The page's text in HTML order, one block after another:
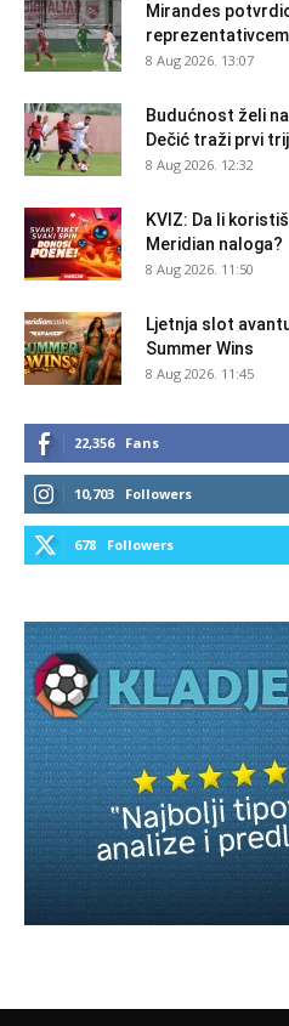
Mirandes
reprezentativcem
8 Aug 2026. 13:07
Budućnost želi
Dečić traži prvi
8 Aug 2026. 12:32
KVIZ: Da li
Meridian naloga?
8 Aug 2026. 11:50
Ljetnja slot
Summer Wins
8 Aug 2026. 11:45
22,356 Fans
10,703 Followers
678 Followers